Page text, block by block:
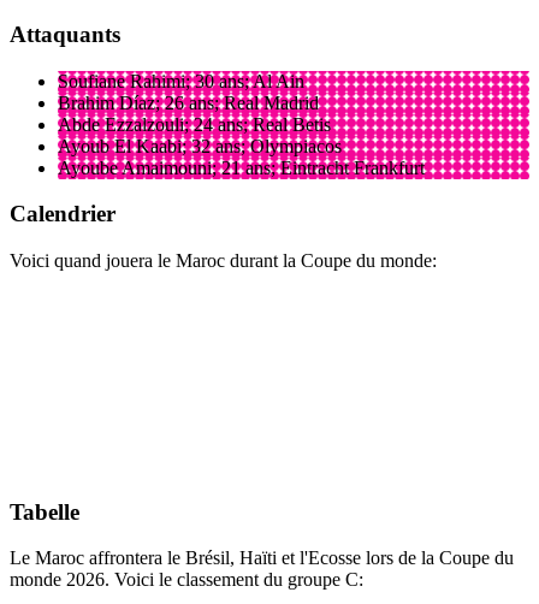
Attaquants
Soufiane Rahimi; 30 ans; Al Ain
Brahim Díaz; 26 ans; Real Madrid
Abde Ezzalzouli; 24 ans; Real Betis
Ayoub El Kaabi; 32 ans; Olympiacos
Ayoube Amaimouni; 21 ans; Eintracht Frankfurt
Calendrier
Voici quand jouera le Maroc durant la Coupe du monde:
Tabelle
Le Maroc affrontera le Brésil, Haïti et l'Ecosse lors de la Coupe du
monde 2026. Voici le classement du groupe C: